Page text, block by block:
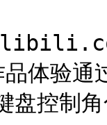
体验通
盘控制